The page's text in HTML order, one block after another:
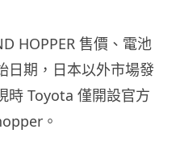
HOPPER 售價、電池
日期，日本以外市場發
時 Toyota 僅開設官方
。